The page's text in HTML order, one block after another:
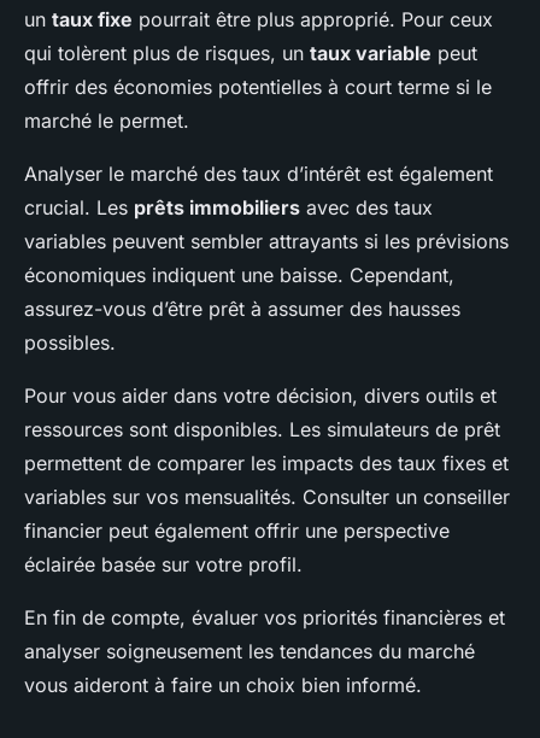
un taux fixe pourrait être plus approprié. Pour ceux
qui tolèrent plus de risques, un taux variable peut
offrir des économies potentielles à court terme si le
marché le permet.
Analyser le marché des taux d’intérêt est également
crucial. Les prêts immobiliers avec des taux
variables peuvent sembler attrayants si les prévisions
économiques indiquent une baisse. Cependant,
assurez-vous d’être prêt à assumer des hausses
possibles.
Pour vous aider dans votre décision, divers outils et
ressources sont disponibles. Les simulateurs de prêt
permettent de comparer les impacts des taux fixes et
variables sur vos mensualités. Consulter un conseiller
financier peut également offrir une perspective
éclairée basée sur votre profil.
En fin de compte, évaluer vos priorités financières et
analyser soigneusement les tendances du marché
vous aideront à faire un choix bien informé.